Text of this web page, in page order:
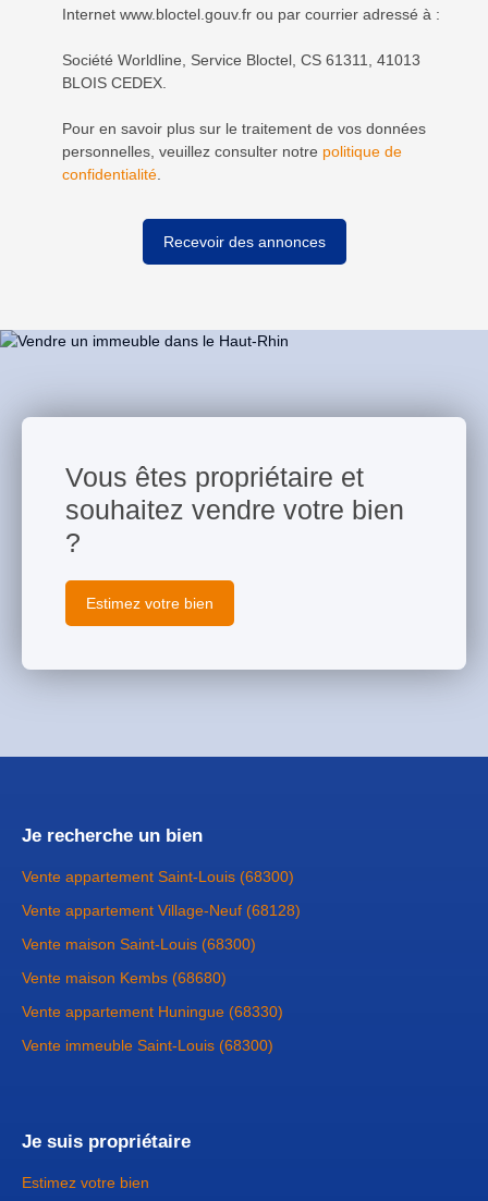
Internet www.bloctel.gouv.fr ou par courrier adressé à :
Société Worldline, Service Bloctel, CS 61311, 41013
BLOIS CEDEX.
Pour en savoir plus sur le traitement de vos données
personnelles, veuillez consulter notre politique de
confidentialité.
Recevoir des annonces
Vous êtes propriétaire et
souhaitez vendre votre bien
?
Estimez votre bien
Je recherche un bien
Vente appartement Saint-Louis (68300)
Vente appartement Village-Neuf (68128)
Vente maison Saint-Louis (68300)
Vente maison Kembs (68680)
Vente appartement Huningue (68330)
Vente immeuble Saint-Louis (68300)
Je suis propriétaire
Estimez votre bien